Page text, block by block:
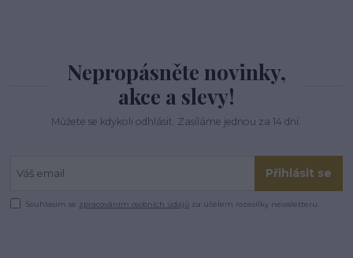
Nepropásněte novinky,
akce a slevy!
Můžete se kdykoli odhlásit. Zasíláme jednou za 14 dní.
Přihlásit se
Souhlasím se zpracováním osobních údajů za účelem rozesílky newsletteru.